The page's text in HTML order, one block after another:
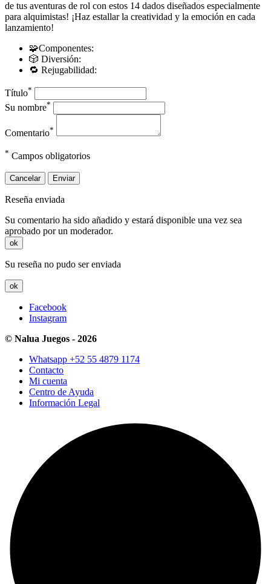
de tus aventuras de rol con estos 14 dados diseñados especialmente
para alquimistas! ¡Haz estallar la creatividad y la emoción en cada
lanzamiento!
🧩Componentes:
🎲 Diversión:
🔁 Rejugabilidad:
Título*
Su nombre*
Comentario*
* Campos obligatorios
Cancelar Enviar
Reseña enviada
Su comentario ha sido añadido y estará disponible una vez sea
aprobado por un moderador.
ok
Su reseña no pudo ser enviada
ok
Facebook
Instagram
© Nalua Juegos - 2026
Whatsapp +52 55 4879 1174
Contacto
Mi cuenta
Centro de Ayuda
Información Legal